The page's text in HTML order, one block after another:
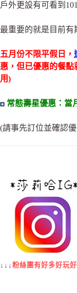
戶外更設有可看到
最重要的就是目前有
五月份不限平假日，
惠 ，但已優惠的餐
用)
常態壽星優惠：當
(請事先訂位並確認
↓↓↓ 粉絲團有好多好玩